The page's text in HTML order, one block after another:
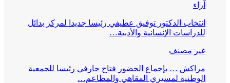
آراء
انتخاب الدكتور توفيق عطيفي رئيسا جديدا لمركز بدائل
للدراسات الإنسانية والأدبية…
غير مصنف
مراكش … بإجماع الحضور فتاح حارفي رئيسا للجمعية
الوطنية لمسيري المقاهي والمطاعم…